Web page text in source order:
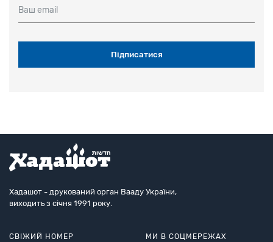
Ваш email
Хадашот - друкований орган Вааду України,
виходить з січня 1991 року.
СВІЖИЙ НОМЕР МИ В СОЦМЕРЕЖАХ